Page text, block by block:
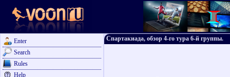
Enter
Search
Rules
Help
Спартакиада, обзор 4-го тура 6-й группы.